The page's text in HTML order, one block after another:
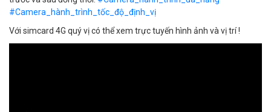
#Camera_hành_trình_tốc_độ_định_vị
Với simcard 4G quý vị có thể xem trực tuyến hình ảnh và vị trí !